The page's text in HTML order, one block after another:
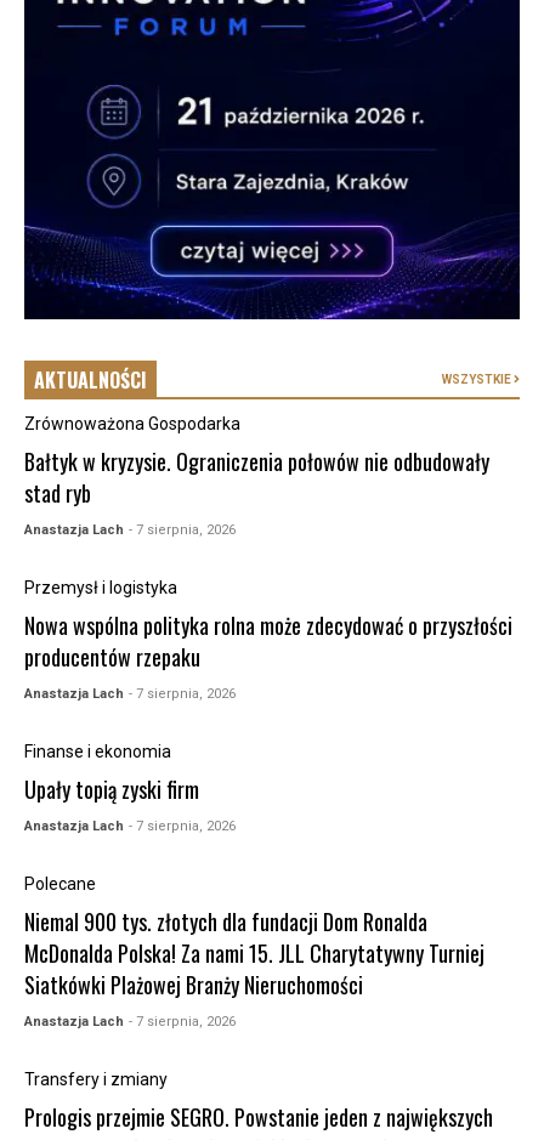
AKTUALNOŚCI WSZYSTKIE
Zrównoważona Gospodarka
Bałtyk w kryzysie. Ograniczenia połowów nie odbudowały
stad ryb
Anastazja Lach - 7 sierpnia, 2026
Przemysł i logistyka
Nowa wspólna polityka rolna może zdecydować o przyszłości
producentów rzepaku
Anastazja Lach - 7 sierpnia, 2026
Finanse i ekonomia
Upały topią zyski firm
Anastazja Lach - 7 sierpnia, 2026
Polecane
Niemal 900 tys. złotych dla fundacji Dom Ronalda
McDonalda Polska! Za nami 15. JLL Charytatywny Turniej
Siatkówki Plażowej Branży Nieruchomości
Anastazja Lach - 7 sierpnia, 2026
Transfery i zmiany
Prologis przejmie SEGRO. Powstanie jeden z największych